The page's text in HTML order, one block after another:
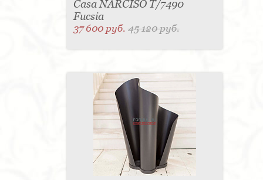
Casa NARCISO T/7490
Fucsia
37 600 руб.45 120 руб.